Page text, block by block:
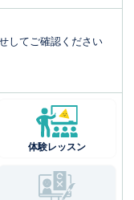
してご確認ください
体験レッスン